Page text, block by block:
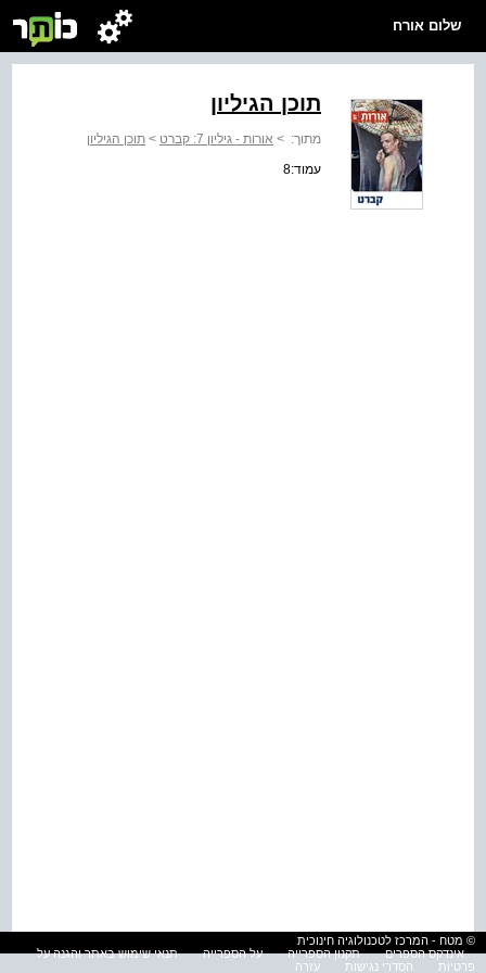
שלום אורח
תוכן הגיליון
מתוך: > אורות - גיליון 7: קברט > תוכן הגיליון
עמוד:8
© מטח - המרכז לטכנולוגיה חינוכית
אינדקס הספרים
תקנון הספרייה על הספרייה
תנאי שימוש באתר והגנה על
פרטיות
הסדרי נגישות עזרה